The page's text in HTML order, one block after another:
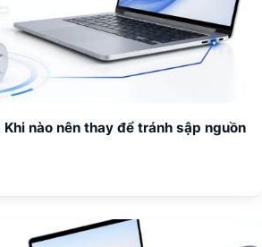
nào nên thay để tránh sập nguồn